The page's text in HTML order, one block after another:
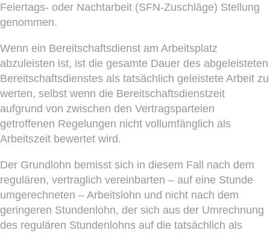
Feiertags- oder Nachtarbeit (SFN-Zuschläge) Stellung
genommen.
Wenn ein Bereitschaftsdienst am Arbeitsplatz
abzuleisten ist, ist die gesamte Dauer des abgeleisteten
Bereitschaftsdienstes als tatsächlich geleistete Arbeit zu
werten, selbst wenn die Bereitschaftsdienstzeit
aufgrund von zwischen den Vertragsparteien
getroffenen Regelungen nicht vollumfänglich als
Arbeitszeit bewertet wird.
Der Grundlohn bemisst sich in diesem Fall nach dem
regulären, vertraglich vereinbarten – auf eine Stunde
umgerechneten – Arbeitslohn und nicht nach dem
geringeren Stundenlohn, der sich aus der Umrechnung
des regulären Stundenlohns auf die tatsächlich als